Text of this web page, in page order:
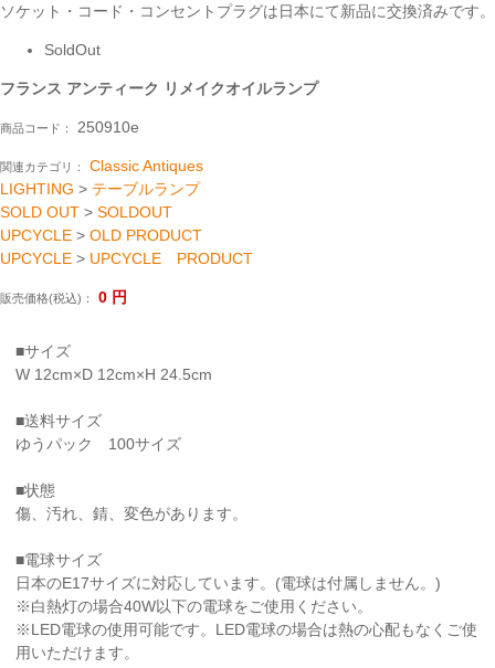
ソケット・コード・コンセントプラグは日本にて新品に交換済みです。
SoldOut
フランス アンティーク リメイクオイルランプ
商品コード： 250910e
関連カテゴリ：
Classic Antiques
LIGHTING > テーブルランプ
SOLD OUT > SOLDOUT
UPCYCLE > OLD PRODUCT
UPCYCLE > UPCYCLE PRODUCT
販売価格(税込)： 0 円
■サイズ
W 12cm×D 12cm×H 24.5cm
■送料サイズ
ゆうパック 100サイズ
■状態
傷、汚れ、錆、変色があります。
■電球サイズ
日本のE17サイズに対応しています。(電球は付属しません。)
※白熱灯の場合40W以下の電球をご使用ください。
※LED電球の使用可能です。LED電球の場合は熱の心配もなくご使
用いただけます。